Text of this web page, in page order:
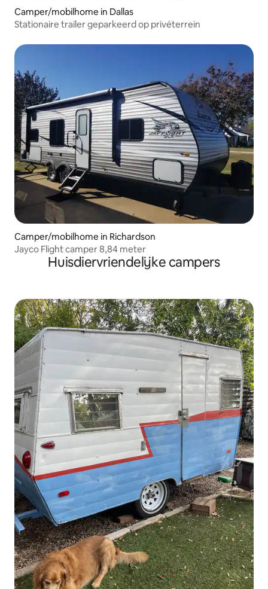
Camper/mobilhome in Dallas
Stationaire trailer geparkeerd op privéterrein
Camper/mobilhome in Richardson
Jayco Flight camper 8,84 meter
Huisdiervriendelijke campers